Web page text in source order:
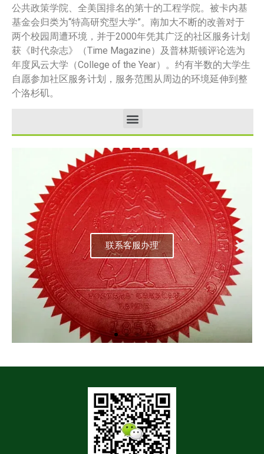
公共政策学院、全美国排名的第十的工程学院。被卡内基
基金会归类为“特高研究型大学”。南加大不断的改善对于
两个校园周遭环境，并于2000年凭其广泛的社区服务计划
获《时代杂志》（Time Magazine）及普林斯顿评论选为
年度风云大学（College of the Year）。约有半数的大学生
自愿参加社区服务计划，服务范围从周边的环境延伸到整
个洛杉矶。
联系客服办理